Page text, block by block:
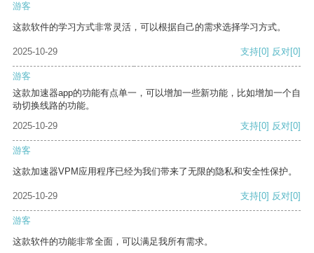
游客
这款软件的学习方式非常灵活，可以根据自己的需求选择学习方式。
2025-10-29 支持[0] 反对[0]
游客
这款加速器app的功能有点单一，可以增加一些新功能，比如增加一个自
动切换线路的功能。
2025-10-29
支持[0] 反对[0]
游客
这款加速器VPM应用程序已经为我们带来了无限的隐私和安全性保护。
2025-10-29 支持[0] 反对[0]
游客
这款软件的功能非常全面，可以满足我所有需求。